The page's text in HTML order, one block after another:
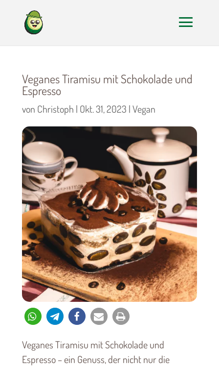
Veganes Tiramisu mit Schokolade und
Espresso
von Christoph | Okt. 31, 2023 |Vegan
Veganes Tiramisu mit Schokolade und
Espresso – ein Genuss, der nicht nur die